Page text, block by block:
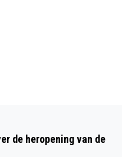
IN
VELDHUIS
APPEL' NU
de heropening van de